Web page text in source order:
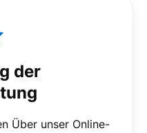
der
Über unser Online-